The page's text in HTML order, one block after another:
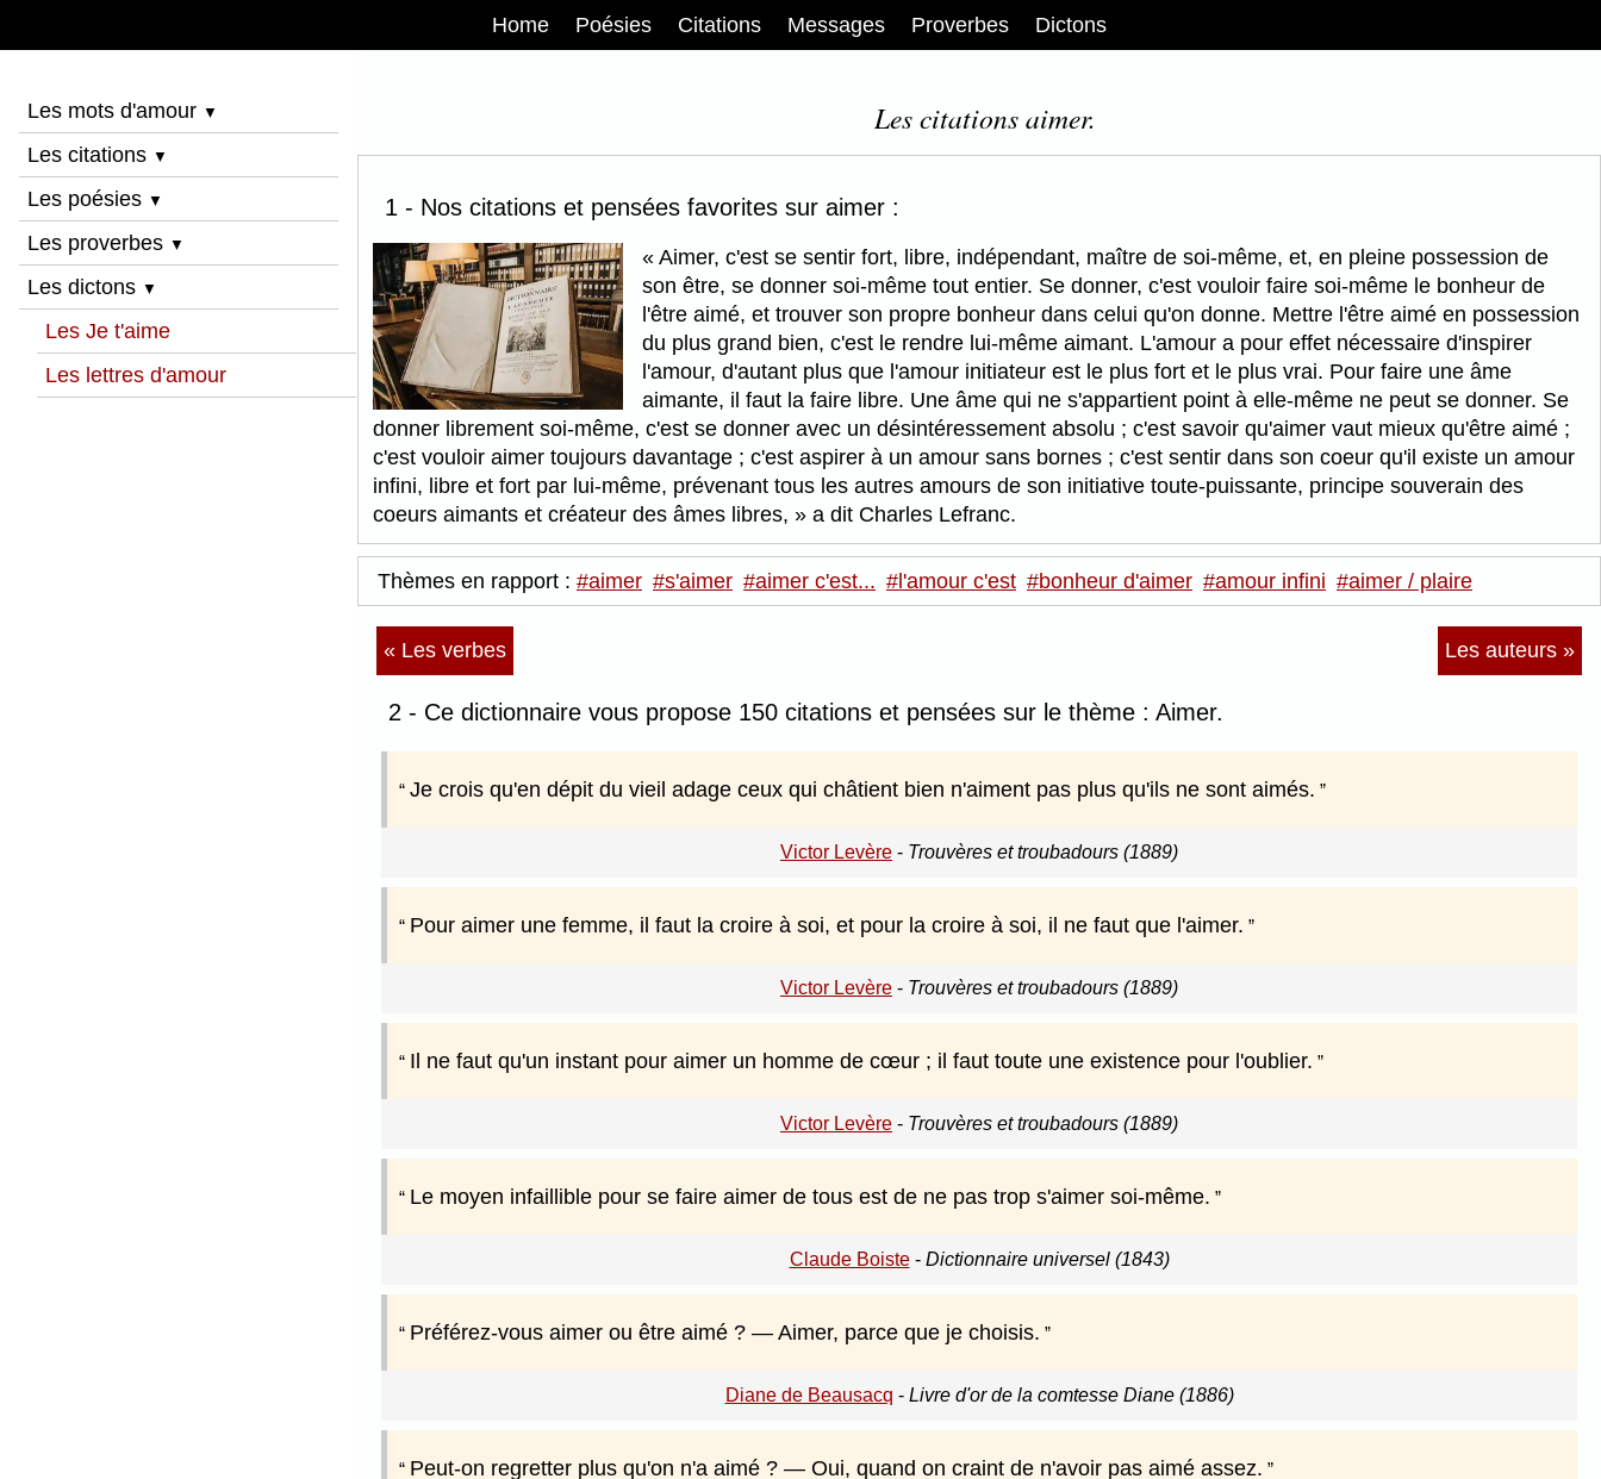
Home Poésies Citations Messages Proverbes Dictons
Les mots d'amour ▼
Les citations ▼
Les poésies ▼
Les proverbes ▼
Les dictons ▼
Les Je t'aime
Les lettres d'amour
Les citations aimer.
1 - Nos citations et pensées favorites sur aimer :
Aimer, c'est se sentir fort, libre, indépendant, maître de soi-même, et, en pleine possession de
son être, se donner soi-même tout entier. Se donner, c'est vouloir faire soi-même le bonheur de
l'être aimé, et trouver son propre bonheur dans celui qu'on donne. Mettre l'être aimé en possession
du plus grand bien, c'est le rendre lui-même aimant. L'amour a pour effet nécessaire d'inspirer
l'amour, d'autant plus que l'amour initiateur est le plus fort et le plus vrai. Pour faire une âme
aimante, il faut la faire libre. Une âme qui ne s'appartient point à elle-même ne peut se donner. Se
donner librement soi-même, c'est se donner avec un désintéressement absolu ; c'est savoir qu'aimer vaut mieux qu'être aimé ;
c'est vouloir aimer toujours davantage ; c'est aspirer à un amour sans bornes ; c'est sentir dans son coeur qu'il existe un amour
infini, libre et fort par lui-même, prévenant tous les autres amours de son initiative toute-puissante, principe souverain des
coeurs aimants et créateur des âmes libres,
a dit Charles Lefranc.
Thèmes en rapport : #aimer #s'aimer #aimer c'est... #l'amour c'est #bonheur d'aimer #amour infini #aimer / plaire
« Les verbes Les auteurs »
2 - Ce dictionnaire vous propose 150 citations et pensées sur le thème : Aimer.
Je crois qu'en dépit du vieil adage ceux qui châtient bien n'aiment pas plus qu'ils ne sont aimés.
Victor Levère - Trouvères et troubadours (1889)
Pour aimer une femme, il faut la croire à soi, et pour la croire à soi, il ne faut que l'aimer.
Victor Levère - Trouvères et troubadours (1889)
Il ne faut qu'un instant pour aimer un homme de cœur ; il faut toute une existence pour l'oublier.
Victor Levère - Trouvères et troubadours (1889)
Le moyen infaillible pour se faire aimer de tous est de ne pas trop s'aimer soi-même.
Claude Boiste- Dictionnaire universel (1843)
Préférez-vous aimer ou être aimé ? — Aimer, parce que je choisis.
Diane de Beausacq - Livre d'or de la comtesse Diane (1886)
Peut-on regretter plus qu'on n'a aimé ? — Oui, quand on craint de n'avoir pas aimé assez.